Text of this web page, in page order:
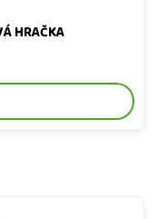
HRAČKA